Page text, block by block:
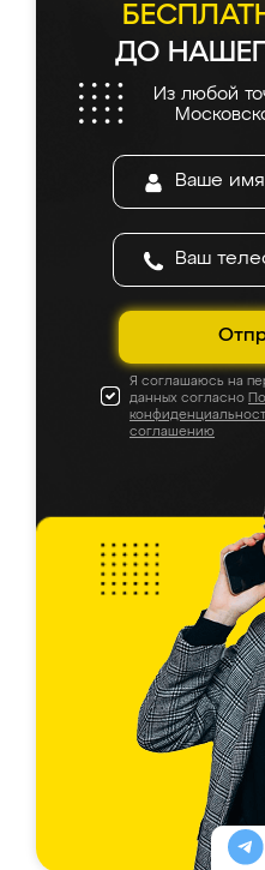
ДО
Из любой
Я соглашаюсь на
данных согласно
соглашению